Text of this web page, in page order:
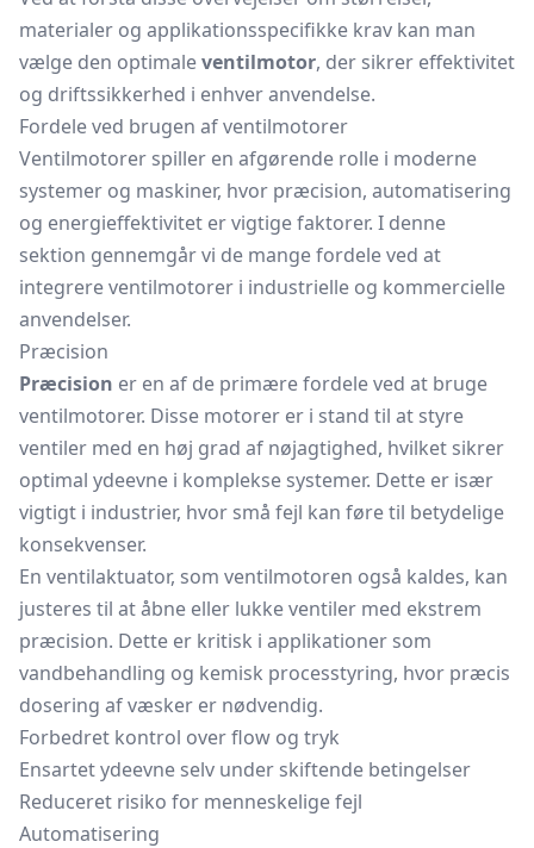
materialer og applikationsspecifikke krav kan man
vælge den optimaleventilmotor, der sikrer effektivitet
og driftssikkerhed i enhver anvendelse.
Fordele ved brugen af ventilmotorer
Ventilmotorer spiller en afgørende rolle i moderne
systemer og maskiner, hvor præcision, automatisering
og energieffektivitet er vigtige faktorer. I denne
sektion gennemgår vi de mange fordele ved at
integrere ventilmotorer i industrielle og kommercielle
anvendelser.
Præcision
Præcision er en af de primære fordele ved at bruge
ventilmotorer. Disse motorer er i stand til at styre
ventiler med en høj grad af nøjagtighed, hvilket sikrer
optimal ydeevne i komplekse systemer. Dette er især
vigtigt i industrier, hvor små fejl kan føre til betydelige
konsekvenser.
En ventilaktuator, som ventilmotoren også kaldes, kan
justeres til at åbne eller lukke ventiler med ekstrem
præcision. Dette er kritisk i applikationer som
vandbehandling og kemisk processtyring, hvor præcis
dosering af væsker er nødvendig.
Forbedret kontrol over flow og tryk
Ensartet ydeevne selv under skiftende betingelser
Reduceret risiko for menneskelige fejl
Automatisering